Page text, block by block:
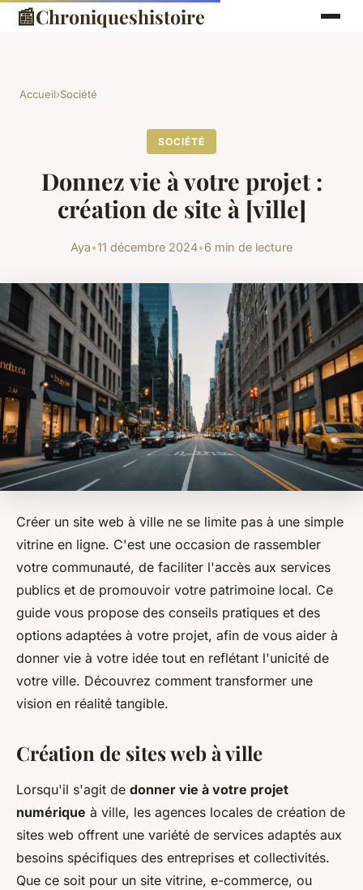
📰Chroniqueshistoire
Accueil›Société
SOCIÉTÉ
Donnez vie à votre projet :
création de site à [ville]
Aya•11 décembre 2024•6 min de lecture
Créer un site web à ville ne se limite pas à une simple
vitrine en ligne. C'est une occasion de rassembler
votre communauté, de faciliter l'accès aux services
publics et de promouvoir votre patrimoine local. Ce
guide vous propose des conseils pratiques et des
options adaptées à votre projet, afin de vous aider à
donner vie à votre idée tout en reflétant l'unicité de
votre ville. Découvrez comment transformer une
vision en réalité tangible.
Création de sites web à ville
Lorsqu'il s'agit de donner vie à votre projet
numérique à ville, les agences locales de création de
sites web offrent une variété de services adaptés aux
besoins spécifiques des entreprises et collectivités.
Que ce soit pour un site vitrine, e-commerce, ou